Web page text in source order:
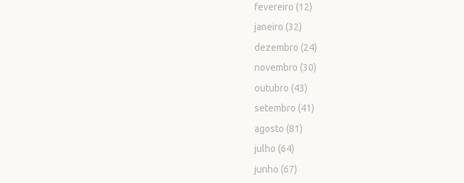
fevereiro (12)
janeiro (32)
dezembro (24)
novembro (30)
outubro (43)
setembro (41)
agosto (81)
julho (64)
junho (67)